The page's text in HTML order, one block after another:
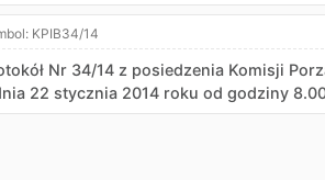
KPIB34/14
Nr 34/14 z posiedzenia Komisji
22 stycznia 2014 roku od godziny